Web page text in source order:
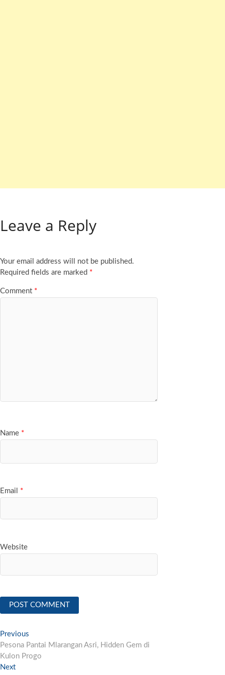
Leave a Reply
Your email address will not be published.
Required fields are marked *
Comment *
Name *
Email *
Website
Post
navigation
Previous
post:
Pesona Pantai Mlarangan Asri, Hidden Gem di
Kulon Progo
NextNext